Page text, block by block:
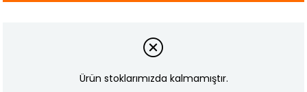
Ürün stoklarımızda kalmamıştır.